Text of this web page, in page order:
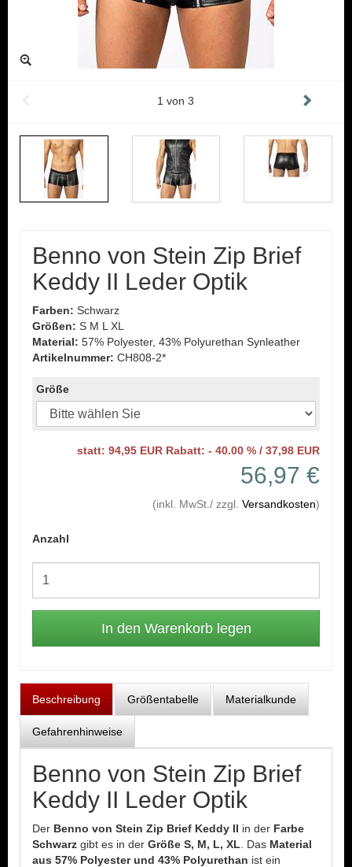
1 von3
Benno von Stein Zip Brief
Keddy II Leder Optik
Farben: Schwarz
Größen: S M L XL
Material: 57% Polyester, 43% Polyurethan Synleather
Artikelnummer: CH808-2*
Größe
statt: 94,95 EUR Rabatt: - 40.00 % / 37,98 EUR
56,97 €
(inkl. MwSt./ zzgl. Versandkosten)
Anzahl
Beschreibung Größentabelle Materialkunde
Gefahrenhinweise
Benno von Stein Zip Brief
Keddy II Leder Optik
Der Benno von Stein Zip Brief Keddy II in der Farbe
Schwarz gibt es in der Größe S, M, L, XL . Das Material
aus 57% Polyester und 43% Polyurethan ist ein